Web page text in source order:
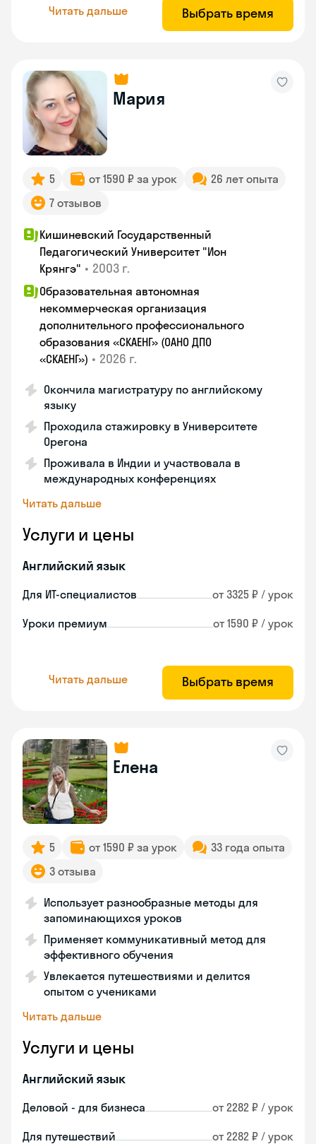
Читать дальше Выбрать время
Мария
5 от 1590 ₽ за урок
26 лет опыта
7 отзывов
Кишиневский Государственный
Педагогический Университет "Ион
Крянгэ" • 2003 г.
Образовательная автономная
некоммерческая организация
дополнительного профессионального
образования «СКАЕНГ» (ОАНО ДПО
«СКАЕНГ») • 2026 г.
Окончила магистратуру по английскому
языку
Проходила стажировку в Университете
Орегона
Проживала в Индии и участвовала в
международных конференциях
Читать дальше
Услуги и цены
Английский язык
Для ИТ-специалистов от 3325 ₽ / урок
Уроки премиум от 1590 ₽ / урок
Читать дальше Выбрать время
Елена
5 от 1590 ₽ за урок
33 года опыта
3 отзыва
Использует разнообразные методы для
запоминающихся уроков
Применяет коммуникативный метод для
эффективного обучения
Увлекается путешествиями и делится
опытом с учениками
Читать дальше
Услуги и цены
Английский язык
Деловой - для бизнеса от 2282 ₽ / урок
Для путешествий от 2282 ₽ / урок